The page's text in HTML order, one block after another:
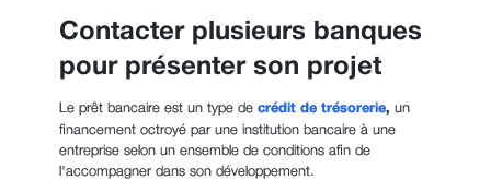
Contacter plusieurs banques
pour présenter son projet
Le prêt bancaire est un type de crédit de trésorerie, un
financement octroyé par une institution bancaire à une
entreprise selon un ensemble de conditions afin de
l'accompagner dans son développement.